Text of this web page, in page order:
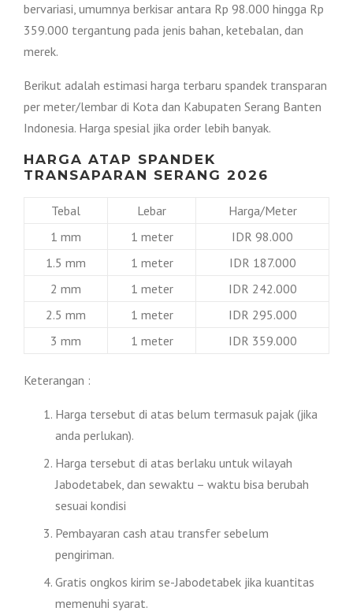
bervariasi, umumnya berkisar antara Rp 98.000 hingga Rp
359.000 tergantung pada jenis bahan, ketebalan, dan
merek.
Berikut adalah estimasi harga terbaru spandek transparan
per meter/lembar di Kota dan Kabupaten Serang Banten
Indonesia. Harga spesial jika order lebih banyak.
HARGA ATAP SPANDEK
TRANSAPARAN SERANG 2026
Tebal Lebar
Harga/Meter
1 mm
1 meter
IDR 98.000
1.5 mm
1 meter
IDR 187.000
2 mm
1 meter
IDR 242.000
2.5 mm
1 meter
IDR 295.000
3 mm
1 meter IDR 359.000
Keterangan :
Harga tersebut di atas belum termasuk pajak (jika
anda perlukan).
Harga tersebut di atas berlaku untuk wilayah
Jabodetabek, dan sewaktu – waktu bisa berubah
sesuai kondisi
Pembayaran cash atau transfer sebelum
pengiriman.
Gratis ongkos kirim se-Jabodetabek jika kuantitas
memenuhi syarat.